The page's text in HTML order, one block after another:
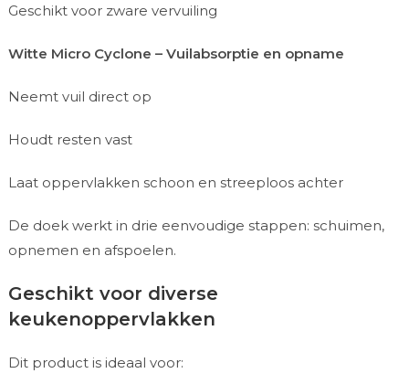
Geschikt voor zware vervuiling
Witte Micro Cyclone – Vuilabsorptie en opname
Neemt vuil direct op
Houdt resten vast
Laat oppervlakken schoon en streeploos achter
De doek werkt in drie eenvoudige stappen: schuimen,
opnemen en afspoelen.
Geschikt voor diverse
keukenoppervlakken
Dit product is ideaal voor: